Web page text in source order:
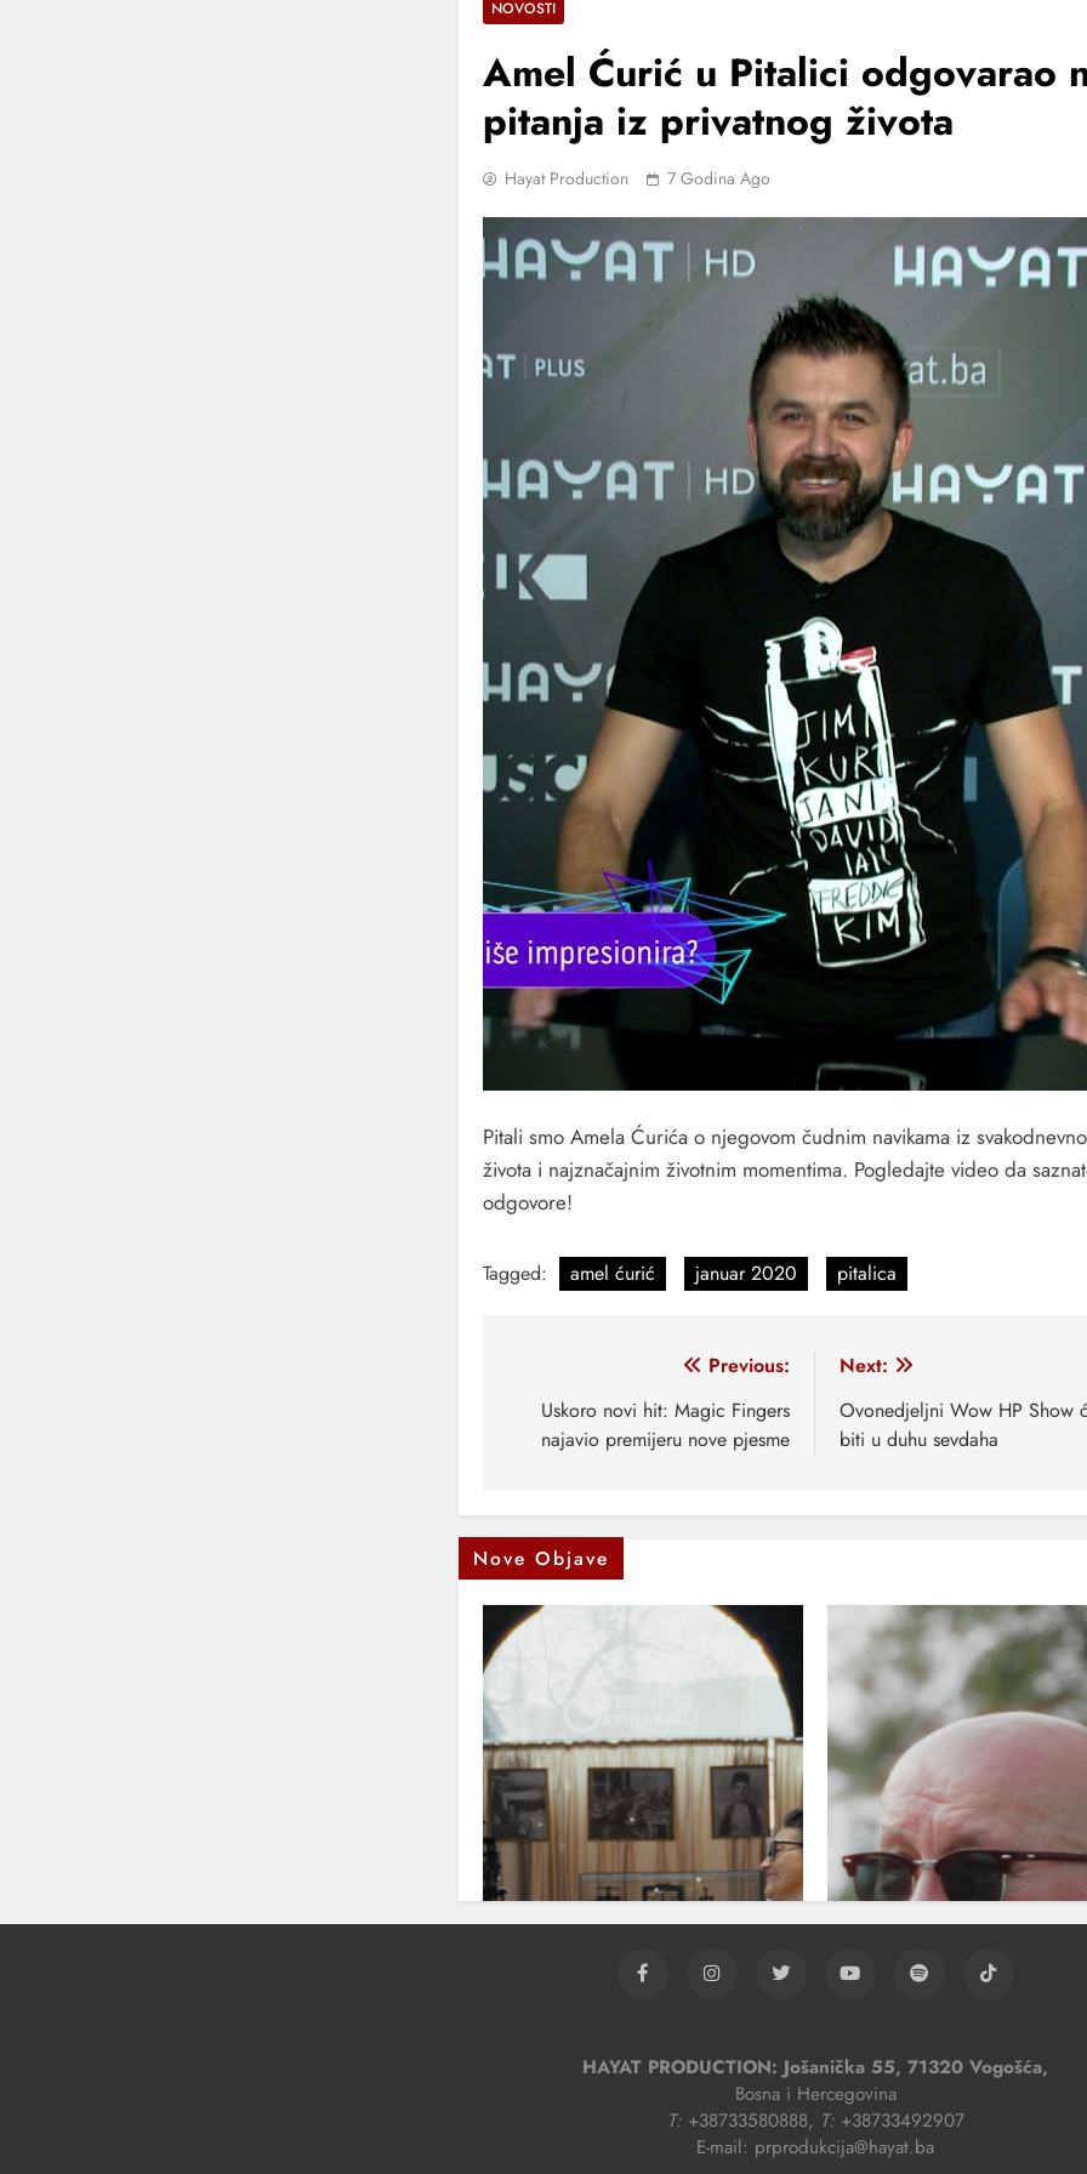
NOVOSTI
Amel Ćurić u Pitalici odgovarao
pitanja iz privatnog života
Hayat Production 7 Godina Ago
Pitali smo Amela Ćurića o njegovom čudnim navikama iz
života i najznačajnim životnim momentima. Pogledajte video da
odgovore!
Tagged: amel ćurić januar 2020 pitalica
članaka
Previous:
Uskoro novi hit: Magic Fingers
najavio premijeru nove pjesme
Next:
Ovonedjeljni Wow HP Show
biti u duhu sevdaha
Nove Objave
HAYAT PRODUCTION: Jošanička 55, 71320 Vogošća,
Bosna i Hercegovina
T:+38733580888, T:+38733492907
E-mail: prprodukcija@hayat.ba